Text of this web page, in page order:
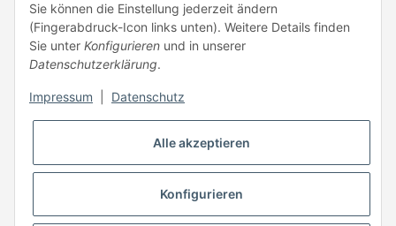
41460 Neuss
E-Mail: info @ megaphonic.de
Kundenservice
Mo - Fr 10:00 - 18:00
Mail: info @ megaphonic.de
Sie können die Einstellung jederzeit ändern
(Fingerabdruck-Icon links unten). Weitere Details finden
Sie unter Konfigurieren und in unserer
Datenschutzerklärung.
Impressum Datenschutz
Alle akzeptieren
Konfigurieren